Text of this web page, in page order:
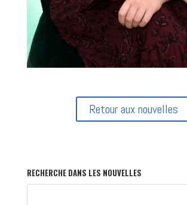
Retour aux nouvelles
RECHERCHE DANS LES NOUVELLES